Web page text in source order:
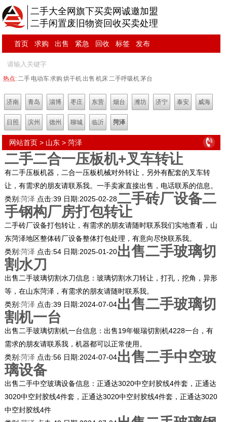
二手大全网旗下买卖网诚邀加盟
二手闲置废旧物资回收买卖处理
首页 求购 出售 紧急 回收 标签 发布
热点:二手 电动车求购 烘干机出售 机床二手呼吸机茅台
济南 青岛 淄博 枣庄 东营 烟台 潍坊 济宁 泰安 威海
日照 滨州 德州 聊城 临沂 菏泽
网站首页 > 山东 >菏泽
二手二合一压板机+叉车转让
有二手压板机器，二合一压板机械对外转让，另外有配套的叉车转
让，有需求的朋友请联系我。一手卖家直接出售，电话联系的信息。
类别:菏泽 点击:39 日期:2025-02-28二手砖厂设备二
手钢构厂房打包转让
二手砖厂设备打包转让，有需求的朋友请随时联系我们实地查看，山
东菏泽地区整体砖厂设备整体打包处理，有意向尽快联系我。
类别:菏泽 点击:54 日期:2025-01-20出售二手玻璃切
割水刀
出售二手玻璃切割水刀信息：玻璃切割水刀转让，打孔，挖角，异形
等，在山东菏泽，有需求的朋友请随时联系我。
类别:菏泽 点击:39 日期:2024-07-04出售二手玻璃切
割机一台
出售二手玻璃切割机一台信息：出售19年银瑞切割机4228一台，有
需求的朋友请联系我，机器都可以正常使用。
类别:菏泽 点击:56 日期:2024-07-04出售二手中空玻
璃设备
出售二手中空玻璃设备信息：正通达3020中空封胶线4件套，正通达
3020中空封胶线4件套，正通达3020中空封胶线4件套，正通达3020
中空封胶线4件